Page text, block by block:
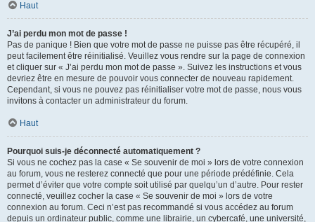
Haut
J’ai perdu mon mot de passe !
Pas de panique ! Bien que votre mot de passe ne puisse pas être récupéré, il
peut facilement être réinitialisé. Veuillez vous rendre sur la page de connexion
et cliquer sur « J’ai perdu mon mot de passe ». Suivez les instructions et vous
devriez être en mesure de pouvoir vous connecter de nouveau rapidement.
Cependant, si vous ne pouvez pas réinitialiser votre mot de passe, nous vous
invitons à contacter un administrateur du forum.
Haut
Pourquoi suis-je déconnecté automatiquement ?
Si vous ne cochez pas la case « Se souvenir de moi » lors de votre connexion
au forum, vous ne resterez connecté que pour une période prédéfinie. Cela
permet d’éviter que votre compte soit utilisé par quelqu’un d’autre. Pour rester
connecté, veuillez cocher la case « Se souvenir de moi » lors de votre
connexion au forum. Ceci n’est pas recommandé si vous accédez au forum
depuis un ordinateur public, comme une librairie, un cybercafé, une université,